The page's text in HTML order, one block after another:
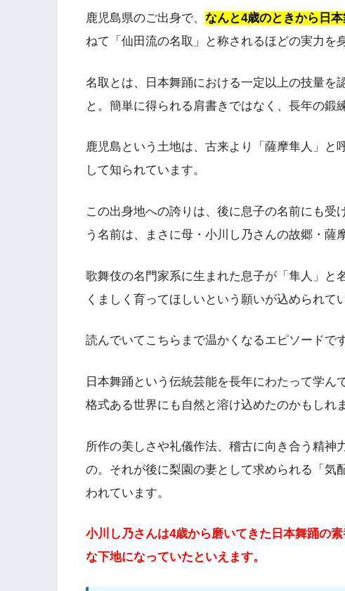
鹿児島県のご出身で、 なんと4歳のときから日
ねて「仙田流の名取」と称されるほどの実力を
名取とは、日本舞踊における一定以上の技量を
と。簡単に得られる肩書きではなく、長年の鍛
鹿児島という土地は、古来より「薩摩隼人」と
して知られています。
この出身地への誇りは、後に息子の名前にも受
う名前は、まさに母・小川し乃さんの故郷・薩
歌舞伎の名門家系に生まれた息子が「隼人」と
くましく育ってほしいという願いが込められて
読んでいてこちらまで温かくなるエピソードです
日本舞踊という伝統芸能を長年にわたって学ん
格式ある世界にも自然と溶け込めたのかもしれ
所作の美しさや礼儀作法、稽古に向き合う精神
の。それが後に梨園の妻として求められる「気
われています。
小川し乃さんは4歳から磨いてきた日本舞踊の
な下地になっていたといえます。